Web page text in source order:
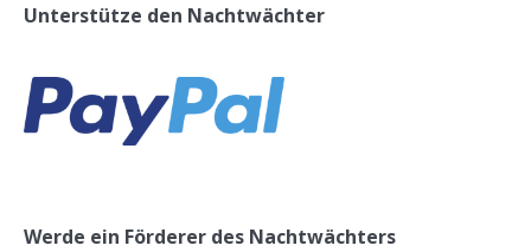
Unterstütze den Nachtwächter
Werde ein Förderer des Nachtwächters